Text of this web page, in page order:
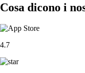
Cosa dicono i
4.7